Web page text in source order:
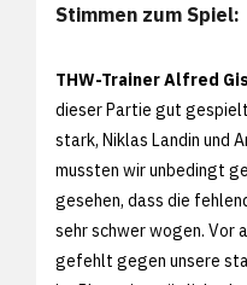
Stimmen zum Spiel:
THW-Trainer Alfred
dieser Partie gut
stark, Niklas Landin und
mussten wir unbedingt
gesehen, dass die
sehr schwer wogen. Vor
gefehlt gegen unsere